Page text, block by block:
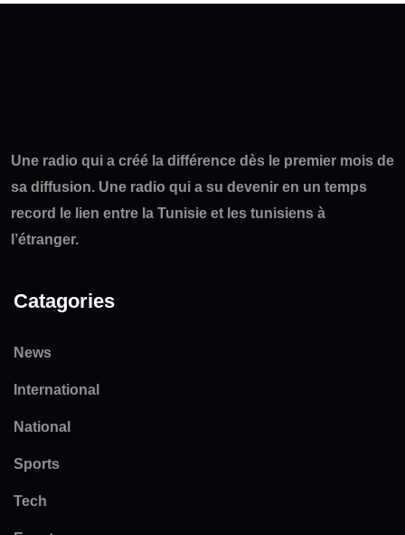
Une radio qui a créé la différence dès le premier mois de
sa diffusion. Une radio qui a su devenir en un temps
record le lien entre la Tunisie et les tunisiens à
l’étranger.
Catagories
News
International
National
Sports
Tech